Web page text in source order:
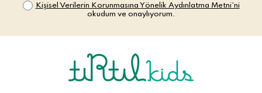
Kişisel Verilerin Korunmasına Yönelik Aydınlatma Metni’ni
okudum ve onaylıyorum.